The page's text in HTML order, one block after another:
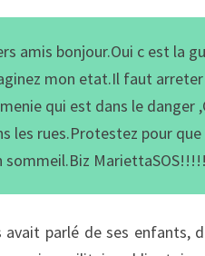
amis bonjour.Oui c est la
mon etat.Il faut arreter
qui est dans le
les rues.Protestez pour
sommeil.Biz MariettaSOS!!!!!
avait parlé de ses